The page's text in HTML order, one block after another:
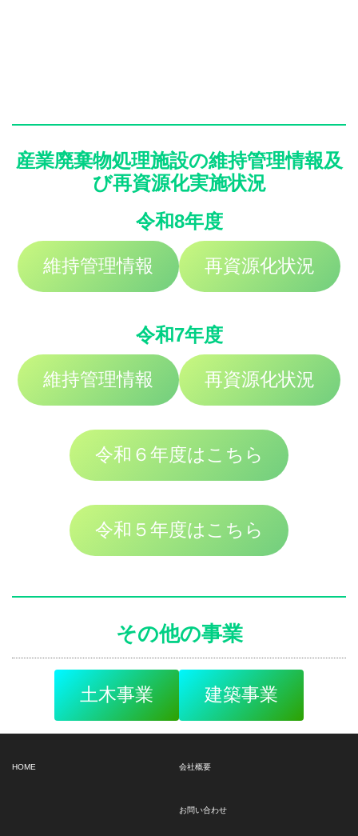
産業廃棄物処理施設の維持管理情報及
び再資源化実施状況
令和8年度
維持管理情報 再資源化状況
令和7年度
維持管理情報 再資源化状況
令和６年度はこちら
令和５年度はこちら
その他の事業
土木事業 建築事業
HOME 会社概要
お問い合わせ